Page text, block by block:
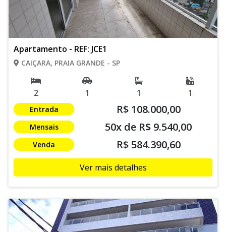
Apartamento - REF: JCE1
CAIÇARA, PRAIA GRANDE - SP
2 1 1 1
Entrada R$ 108.000,00
Mensais 50x de R$ 9.540,00
Venda R$ 584.390,60
Ver mais detalhes